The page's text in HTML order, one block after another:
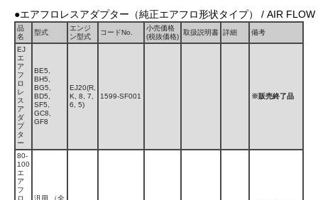
●エアフロレスアダプター（純正エアフロ形状タイプ） / AIR
品
名
型式
エンジ
ン型式
コードNo.
小売価格
(税抜価格)
取扱説明書 詳細 備考
EJ
エ
ア
フ
ロ
レ
ス
ア
ダ
プ
タ
ー
BE5,
BH5,
BG5,
BD5,
SF5,
GC8,
GF8
EJ20(R,
K, 8, 7,
6, 5)
1599-SF001 ※販売終了品
80-
100
エ
ア
フ
ロ
汎用 （全